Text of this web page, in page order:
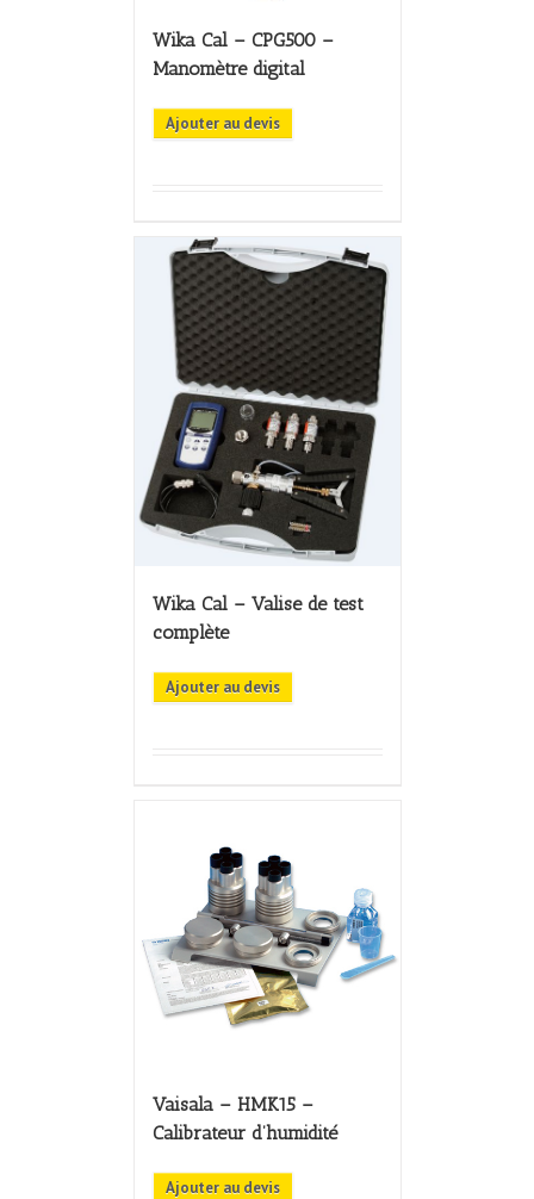
Wika Cal – CPG500 –
Manomètre digital
Ajouter au devis
Wika Cal – Valise de test
complète
Ajouter au devis
Vaisala – HMK15 –
Calibrateur d’humidité
Ajouter au devis